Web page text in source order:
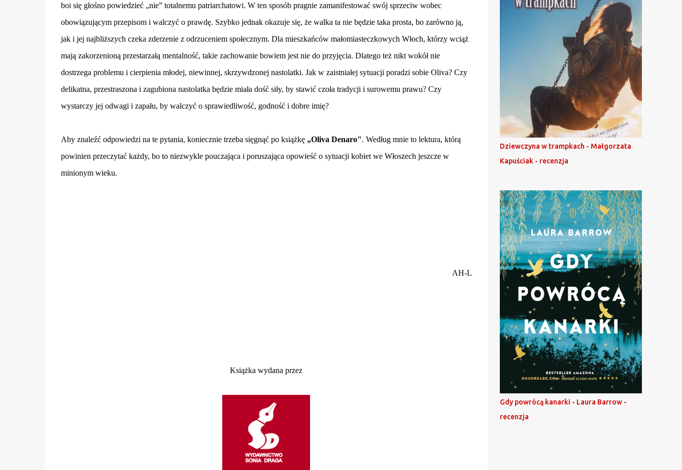
boi się głośno powiedzieć „nie” totalnemu patriarchatowi. W ten sposób pragnie zamanifestować swój sprzeciw wobec
obowiązującym przepisom i walczyć o prawdę. Szybko jednak okazuje się, że walka ta nie będzie taka prosta, bo zarówno ją,
jak i jej najbliższych czeka zderzenie z odrzuceniem społecznym. Dla mieszkańców małomiasteczkowych Włoch, którzy wciąż
mają zakorzenioną przestarzałą mentalność, takie zachowanie bowiem jest nie do przyjęcia. Dlatego też nikt wokół nie
dostrzega problemu i cierpienia młodej, niewinnej, skrzywdzonej nastolatki. Jak w zaistniałej sytuacji poradzi sobie Oliva? Czy
delikatna, przestraszona i zagubiona nastolatka będzie miała dość siły, by stawić czoła tradycji i surowemu prawu? Czy
wystarczy jej odwagi i zapału, by walczyć o sprawiedliwość, godność i dobre imię?
Aby znaleźć odpowiedzi na te pytania, koniecznie trzeba sięgnąć po książkę „Oliva Denaro". Według mnie to lektura, którą
powinien przeczytać każdy, bo to niezwykle pouczająca i poruszająca opowieść o sytuacji kobiet we Włoszech jeszcze w
minionym wieku.
AH-L
Książka wydana przez
Dziewczyna w trampkach - Małgorzata
Kapuściak - recenzja
Gdy powrócą kanarki - Laura Barrow -
recenzja